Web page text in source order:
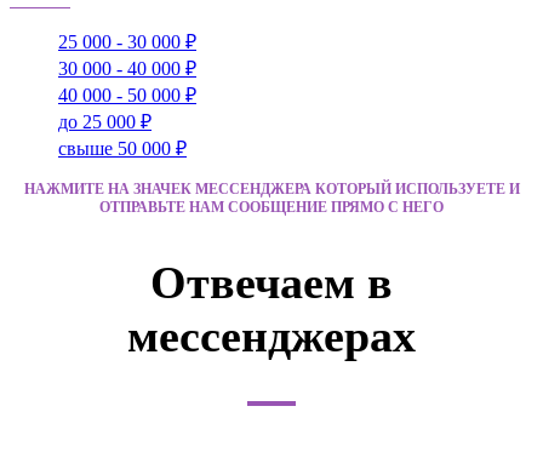
25 000 - 30 000 ₽
30 000 - 40 000 ₽
40 000 - 50 000 ₽
до 25 000 ₽
свыше 50 000 ₽
НАЖМИТЕ НА ЗНАЧЕК МЕССЕНДЖЕРА КОТОРЫЙ ИСПОЛЬЗУЕТЕ И
ОТПРАВЬТЕ НАМ СООБЩЕНИЕ ПРЯМО С НЕГО
Отвечаем в
мессенджерах